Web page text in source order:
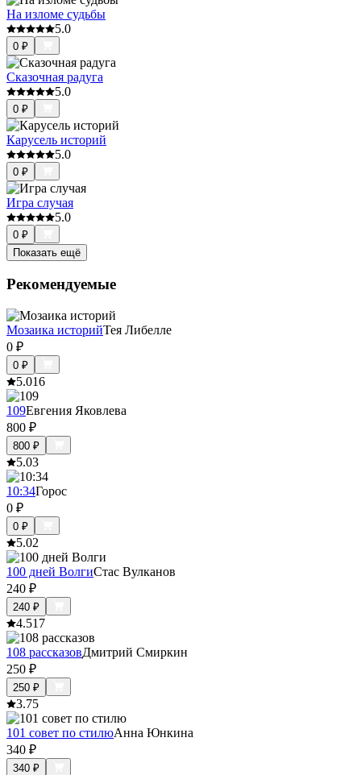
На изломе судьбы
5.0
0 ₽
Сказочная радуга
5.0
0 ₽
Карусель историй
5.0
0 ₽
Игра случая
5.0
0 ₽
Показать ещё
Рекомендуемые
Мозаика историйТея Либелле
0 ₽
0 ₽
5.016
109Евгения Яковлева
800 ₽
800 ₽
5.03
10:34Горос
0 ₽
0 ₽
5.02
100 дней ВолгиСтас Вулканов
240 ₽
240 ₽
4.517
108 рассказовДмитрий Смиркин
250 ₽
250 ₽
3.75
101 совет по стилюАнна Юнкина
340 ₽
340 ₽